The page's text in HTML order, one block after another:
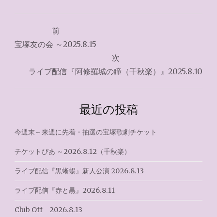
稿
ビ
シ
ョ
ン
前
宝塚友の会 ～2025.8.15
次
ライブ配信『阿修羅城の瞳（千秋楽）』2025.8.10
最近の投稿
今週末～来週に先着・抽選の宝塚歌劇チケット
チケットぴあ ～2026.8.12（千秋楽）
ライブ配信『黒蜥蜴』新人公演 2026.8.13
ライブ配信『赤と黒』2026.8.11
Club Off 2026.8.13